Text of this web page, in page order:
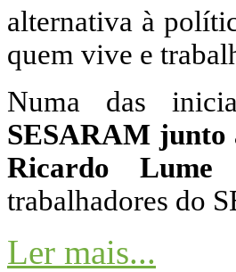
alternativa à
quem vive e
Numa das
SESARAM junto
Ricardo Lume
trabalhadores do
Ler mais...